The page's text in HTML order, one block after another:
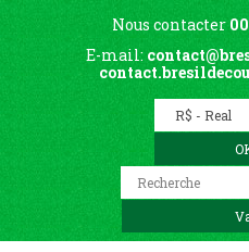
Nous contacter
E-mail: